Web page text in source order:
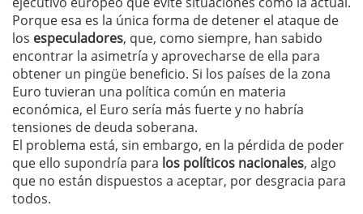
Porque esa es la única forma de detener el ataque de
los especuladores, que, como siempre, han sabido
encontrar la asimetría y aprovecharse de ella para
obtener un pingüe beneficio. Si los países de la zona
Euro tuvieran una política común en materia
económica, el Euro sería más fuerte y no habría
tensiones de deuda soberana.
El problema está, sin embargo, en la pérdida de poder
que ello supondría para los políticos nacionales, algo
que no están dispuestos a aceptar, por desgracia para
todos.